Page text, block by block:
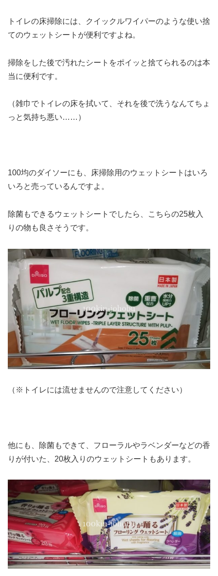
トイレの床掃除には、クイックルワイパーのような使い捨
てのウェットシートが便利ですよね。
掃除をした後で汚れたシートをポイッと捨てられるのは本
当に便利です。
（雑巾でトイレの床を拭いて、それを後で洗うなんてちょ
っと気持ち悪い……）
100均のダイソーにも、床掃除用のウェットシートはいろ
いろと売っているんですよ。
除菌もできるウェットシートでしたら、こちらの25枚入
りの物も良さそうです。
（※トイレには流せませんので注意してください）
他にも、除菌もできて、フローラルやラベンダーなどの香
りが付いた、20枚入りのウェットシートもあります。